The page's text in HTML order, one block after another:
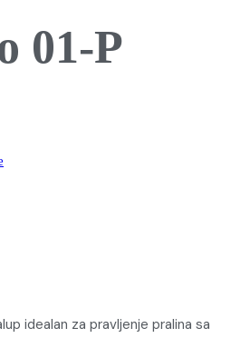
01-P
idealan za pravljenje pralina sa